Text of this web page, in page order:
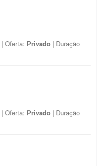
| Oferta: Privado | Duração
| Oferta: Privado | Duração